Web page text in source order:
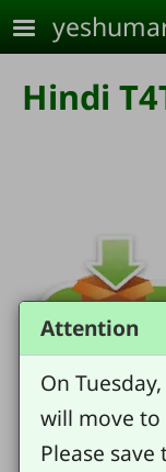
Skip to main
Hindi
Attention
On
will move
Please